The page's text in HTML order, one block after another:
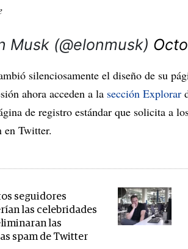
Musk (@elonmusk)
silenciosamente el diseño de su
ahora acceden a la sección Explorar
de registro estándar que solicita a
en Twitter.
seguidores
las celebridades
las
spam de Twitter